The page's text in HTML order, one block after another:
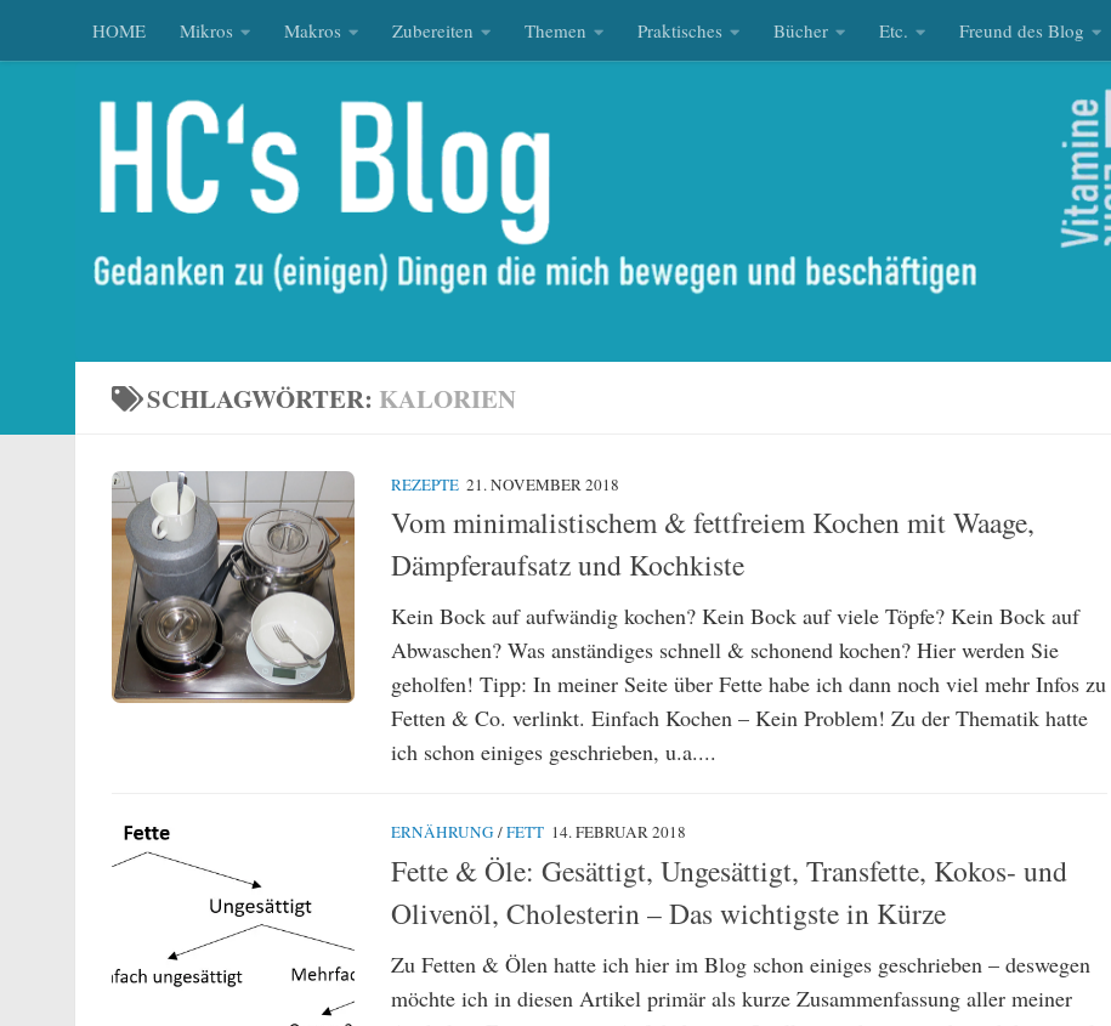
Zum Inhalt springen
HOME Mikros Makros Zubereiten Themen Praktisches Bücher Etc. Freund des Blog
SCHLAGWÖRTER: KALORIEN
REZEPTE 21. NOVEMBER 2018
Vom minimalistischem & fettfreiem Kochen mit Waage,
Dämpferaufsatz und Kochkiste
Kein Bock auf aufwändig kochen? Kein Bock auf viele Töpfe? Kein Bock auf
Abwaschen? Was anständiges schnell & schonend kochen? Hier werden Sie
geholfen! Tipp: In meiner Seite über Fette habe ich dann noch viel mehr Infos zu
Fetten & Co. verlinkt. Einfach Kochen – Kein Problem! Zu der Thematik hatte
ich schon einiges geschrieben, u.a....
ERNÄHRUNG /FETT 14. FEBRUAR 2018
Fette & Öle: Gesättigt, Ungesättigt, Transfette, Kokos- und
Olivenöl, Cholesterin – Das wichtigste in Kürze
Zu Fetten & Ölen hatte ich hier im Blog schon einiges geschrieben – deswegen
möchte ich in diesen Artikel primär als kurze Zusammenfassung aller meiner